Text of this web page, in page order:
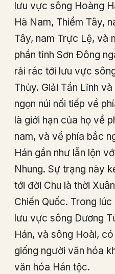
lưu vực sông Hoàng
Hà Nam, Thiểm Tây,
Tây, nam Trực Lệ, và
phần tỉnh Sơn Đông
rải rác tới lưu vực
Thủy. Giải Tần Lĩnh và
ngọn núi nối tiếp về
là giới hạn của họ về
nam, và về phía bắc
Hán gần như lẫn lộn
Nhung. Sự trạng này
tới đời Chu là thời
Chiến Quốc. Trong lúc
lưu vực sông Dương
Hán, và sông Hoài,
giống người văn hóa
văn hóa Hán tộc.